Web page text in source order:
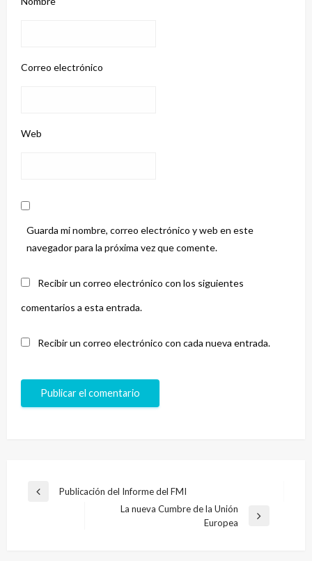
Correo electrónico
Web
Guarda mi nombre, correo electrónico y web en este
navegador para la próxima vez que comente.
Recibir un correo electrónico con los siguientes
comentarios a esta entrada.
Recibir un correo electrónico con cada nueva entrada.
Navegación
Entrada
Publicación del Informe del FMI
La nueva Cumbre de la Unión
Europea